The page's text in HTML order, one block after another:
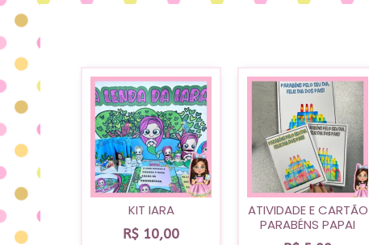
KIT IARA
R$ 10,00
ATIVIDADE E CARTÃO
PARABÉNS PAPAI